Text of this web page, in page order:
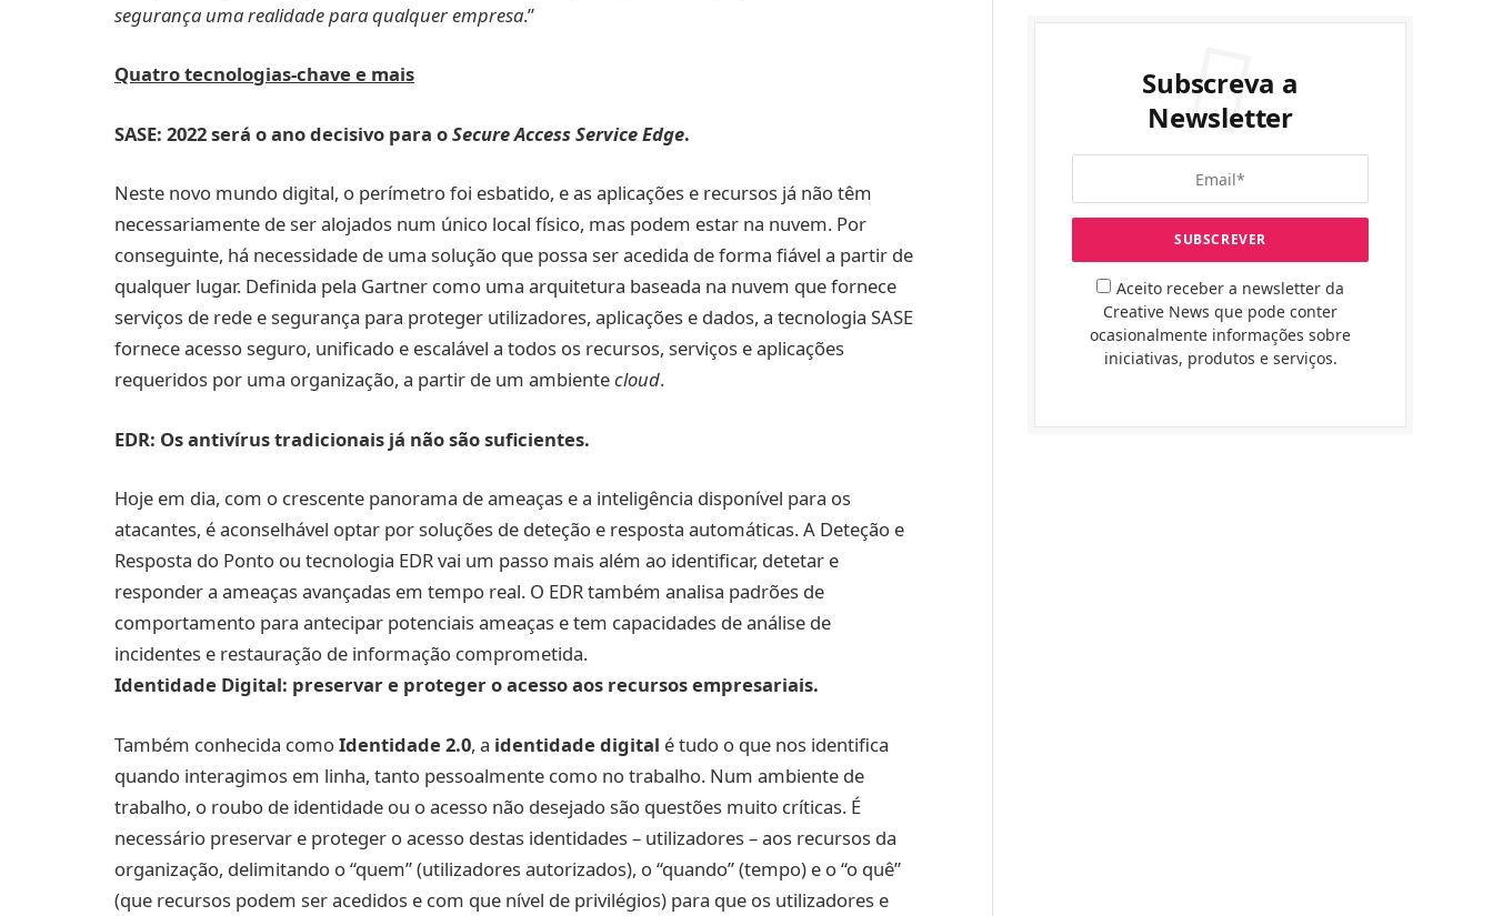
segurança uma realidade para qualquer empresa.”
Quatro tecnologias-chave e mais
SASE: 2022 será o ano decisivo para oSecure Access Service Edge.
Neste novo mundo digital, o perímetro foi esbatido, e as aplicações e recursos já não têm
necessariamente de ser alojados num único local físico, mas podem estar na nuvem. Por
conseguinte, há necessidade de uma solução que possa ser acedida de forma fiável a partir de
qualquer lugar. Definida pela Gartner como uma arquitetura baseada na nuvem que fornece
serviços de rede e segurança para proteger utilizadores, aplicações e dados, a tecnologia SASE
fornece acesso seguro, unificado e escalável a todos os recursos, serviços e aplicações
requeridos por uma organização, a partir de um ambientecloud.
EDR: Os antivírus tradicionais já não são suficientes.
Hoje em dia, com o crescente panorama de ameaças e a inteligência disponível para os
atacantes, é aconselhável optar por soluções de deteção e resposta automáticas. A Deteção e
Resposta do Ponto ou tecnologia EDR vai um passo mais além ao identificar, detetar e
responder a ameaças avançadas em tempo real. O EDR também analisa padrões de
comportamento para antecipar potenciais ameaças e tem capacidades de análise de
incidentes e restauração de informação comprometida.
Identidade Digital: preservar e proteger o acesso aos recursos empresariais.
Também conhecida comoIdentidade 2.0, a identidade digital é tudo o que nos identifica
quando interagimos em linha, tanto pessoalmente como no trabalho. Num ambiente de
trabalho, o roubo de identidade ou o acesso não desejado são questões muito críticas. É
necessário preservar e proteger o acesso destas identidades – utilizadores – aos recursos da
organização, delimitando o “quem” (utilizadores autorizados), o “quando” (tempo) e o “o quê”
(que recursos podem ser acedidos e com que nível de privilégios) para que os utilizadores e
Subscreva a
Newsletter
Aceito receber a newsletter da
Creative News que pode conter
ocasionalmente informações sobre
iniciativas, produtos e serviços.